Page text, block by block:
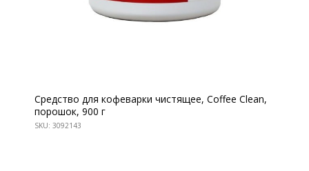
Средство для кофеварки чистящее, Coffee Clean,
порошок, 900 г
SKU: 3092143